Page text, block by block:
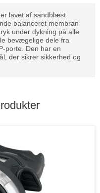
lavet af sandblæst
balanceret membran
under dykning på alle
bevægelige dele fra
porte. Den har en
der sikrer sikkerhed og